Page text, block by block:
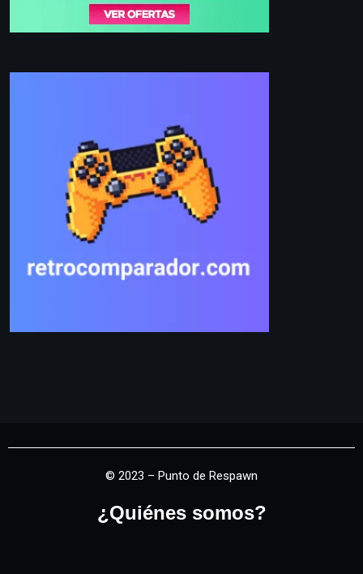
© 2023 – Punto de Respawn
¿Quiénes somos?